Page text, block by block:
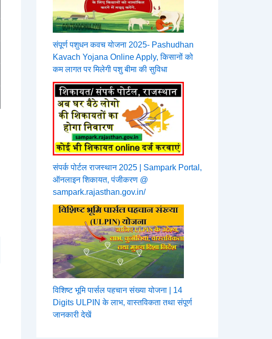
संपूर्ण पशुधन कवच योजना 2025- Pashudhan
Kavach Yojana Online Apply, किसानों को
कम लागत पर मिलेगी पशु बीमा की सुविधा
संपर्क पोर्टल राजस्थान 2025 | Sampark Portal,
ऑनलाइन शिकायत, पंजीकरण @
sampark.rajasthan.gov.in/
विशिष्ट भूमि पार्सल पहचान संख्या योजना | 14
Digits ULPIN के लाभ, वास्तविकता तथा संपूर्ण
जानकारी देखें